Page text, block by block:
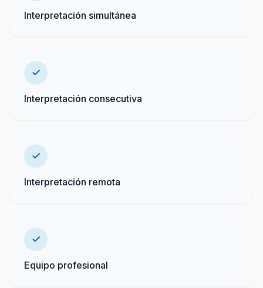
Interpretación simultánea
Interpretación consecutiva
Interpretación remota
Equipo profesional